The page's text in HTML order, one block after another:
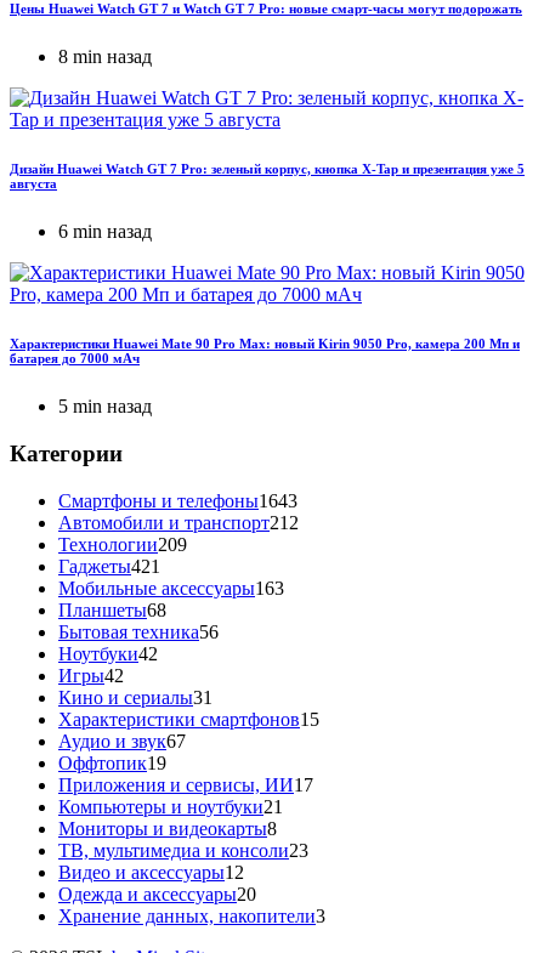
Цены Huawei Watch GT 7 и Watch GT 7 Pro: новые смарт-часы могут подорожать
8 min назад
Дизайн Huawei Watch GT 7 Pro: зеленый корпус, кнопка X-Tap и презентация уже 5
августа
6 min назад
Характеристики Huawei Mate 90 Pro Max: новый Kirin 9050 Pro, камера 200 Мп и
батарея до 7000 мАч
5 min назад
Категории
Смартфоны и телефоны1643
Автомобили и транспорт212
Технологии209
Гаджеты421
Мобильные аксессуары163
Планшеты68
Бытовая техника56
Ноутбуки42
Игры42
Кино и сериалы31
Характеристики смартфонов15
Аудио и звук67
Оффтопик19
Приложения и сервисы, ИИ17
Компьютеры и ноутбуки21
Мониторы и видеокарты8
ТВ, мультимедиа и консоли23
Видео и аксессуары12
Одежда и аксессуары20
Хранение данных, накопители3